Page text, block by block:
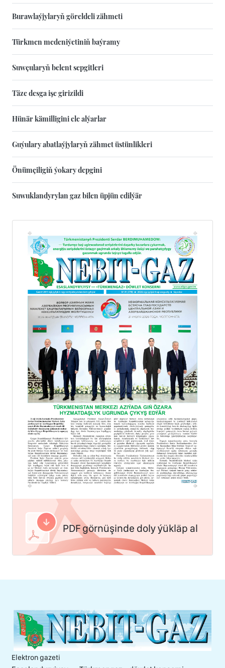
Burawlaýjylaryň göreldeli zähmeti
Türkmen medeniýetiniň baýramy
Suwçularyň belent sepgitleri
Täze desga işe girizildi
Hünär kämilligini ele alýarlar
Guýulary abatlaýjylaryň zähmet üstünlikleri
Önümçiligiň ýokary depgini
Suwuklandyrylan gaz bilen üpjün edilýär
PDF görnüşinde doly ýükläp al
Elektron gazeti